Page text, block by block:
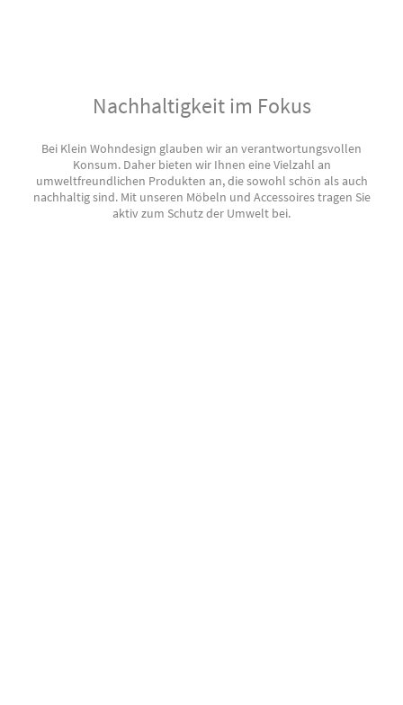
Nachhaltigkeit im Fokus
Bei Klein Wohndesign glauben wir an verantwortungsvollen
Konsum. Daher bieten wir Ihnen eine Vielzahl an
umweltfreundlichen Produkten an, die sowohl schön als auch
nachhaltig sind. Mit unseren Möbeln und Accessoires tragen Sie
aktiv zum Schutz der Umwelt bei.